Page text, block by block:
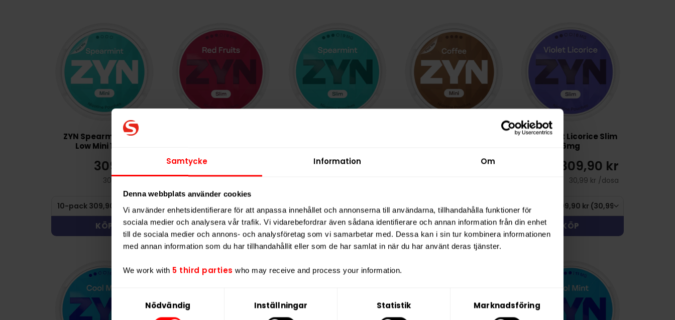
Samtycke Information Om
Denna webbplats använder cookies
Vi använder enhetsidentifierare för att anpassa innehållet och annonserna till användarna, tillhandahålla funktioner för
sociala medier och analysera vår trafik. Vi vidarebefordrar även sådana identifierare och annan information från din enhet
till de sociala medier och annons- och analysföretag som vi samarbetar med. Dessa kan i sin tur kombinera informationen
med annan information som du har tillhandahållit eller som de har samlat in när du har använt deras tjänster.
We work with 5 third parties who may receive and process your information.
Nödvändig Inställningar Statistik Marknadsföring
ZYN Spearmint Extra
Low Mini 1,5mg
309,90 kr
30,99 kr /dosa
KÖP
30,99 kr /dosa
KÖP
309,90 kr
KÖP
309,90 kr
KÖP
ZYN Violet Licorice Slim
6mg
309,90 kr
30,99 kr /dosa
KÖP